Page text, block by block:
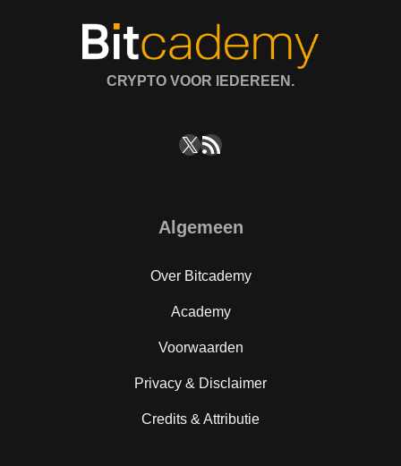
CRYPTO VOOR IEDEREEN.
X RSS feed
Algemeen
Over Bitcademy
Academy
Voorwaarden
Privacy & Disclaimer
Credits & Attributie